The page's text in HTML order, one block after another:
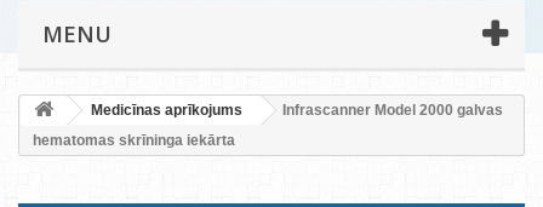
MENU
Medicīnas aprīkojums
Infrascanner Model 2000 galvas
hematomas skrīninga iekārta